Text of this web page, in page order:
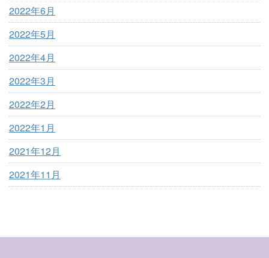
2022年6月
2022年5月
2022年4月
2022年3月
2022年2月
2022年1月
2021年12月
2021年11月